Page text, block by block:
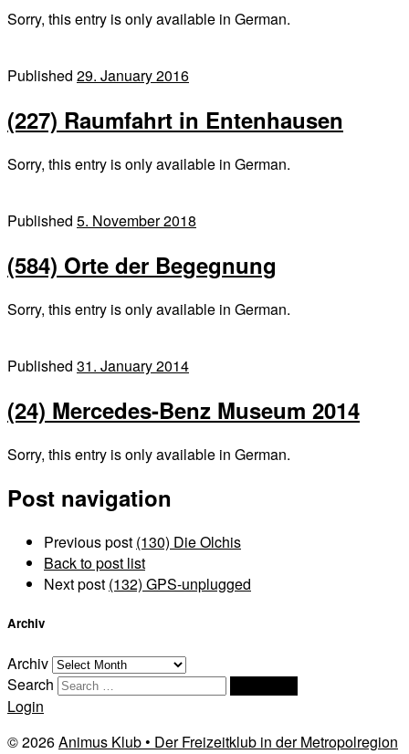
Sorry, this entry is only available in German.
Published 29. January 2016
(227) Raumfahrt in Entenhausen
Sorry, this entry is only available in German.
Published 5. November 2018
(584) Orte der Begegnung
Sorry, this entry is only available in German.
Published 31. January 2014
(24) Mercedes-Benz Museum 2014
Sorry, this entry is only available in German.
Post navigation
Previous post (130) Die Olchis
Back to post list
Next post (132) GPS-unplugged
Archiv
Archiv
Search
Login
© 2026Animus Klub • Der Freizeitklub in der Metropolregion